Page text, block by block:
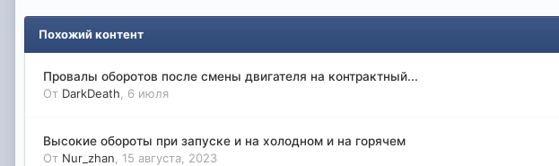
Похожий контент
Провалы оборотов после смены двигателя на контрактный...
От DarkDeath 6 июля
Высокие обороты при запуске и на холодном и на горячем
От Nur_zhan 15 августа, 2023